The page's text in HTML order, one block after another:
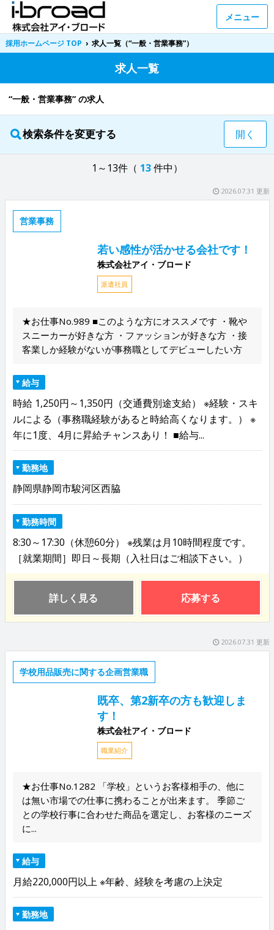
メニュー
採用ホームページ TOP › 求人一覧（“一般・営業事務”）
求人一覧
“一般・営業事務” の求人
検索条件を変更する 開く
1～13件（ 13 件中）
2026.07.31 更新
営業事務
若い感性が活かせる会社です！
株式会社アイ・ブロード
派遣社員
★お仕事No.989 ■このような方にオススメです ・靴や
スニーカーが好きな方 ・ファッションが好きな方 ・接
客業しか経験がないが事務職としてデビューしたい方
給与
時給 1,250円～1,350円（交通費別途支給） ※経験・スキ
ルによる（事務職経験があると時給高くなります。） ※
年に1度、4月に昇給チャンスあり！ ■給与...
勤務地
静岡県静岡市駿河区西脇
勤務時間
8:30～17:30（休憩60分） ※残業は月10時間程度です。
［就業期間］即日～長期（入社日はご相談下さい。）
詳しく見る 応募する
2026.07.31 更新
学校用品販売に関する企画営業職
既卒、第2新卒の方も歓迎しま
す！
株式会社アイ・ブロード
職業紹介
★お仕事No.1282 「学校」というお客様相手の、他に
は無い市場での仕事に携わることが出来ます。 季節ご
との学校行事に合わせた商品を選定し、お客様のニーズ
に...
給与
月給220,000円以上 ※年齢、経験を考慮の上決定
勤務地